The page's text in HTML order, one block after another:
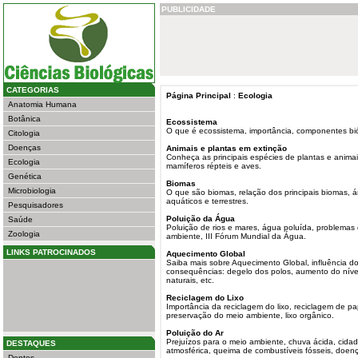
CATEGORIAS
Anatomia Humana
Botânica
Citologia
Doenças
Ecologia
Genética
Microbiologia
Pesquisadores
Saúde
Zoologia
LINKS PATROCINADOS
DESTAQUES
PUBLICIDADE
Página Principal : Ecologia
Ecossistema
O que é ecossistema, importância, componentes
Animais e plantas em extinção
Conheça as principais espécies de plantas e
mamíferos répteis e aves.
Biomas
O que são biomas, relação dos principais biomas,
aquáticos e terrestres.
Poluição da Água
Poluição de rios e mares, água poluída,
ambiente, III Fórum Mundial da Água.
Aquecimento Global
Saiba mais sobre Aquecimento Global, influência
consequências: degelo dos polos, aumento do
naturais, etc.
Reciclagem do Lixo
Importância da reciclagem do lixo, reciclagem de
preservação do meio ambiente, lixo orgânico.
Poluição do Ar
Prejuízos para o meio ambiente, chuva ácida,
atmosférica, queima de combustíveis fósseis,